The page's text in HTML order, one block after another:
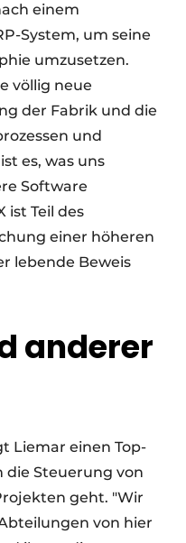
einem
System, um seine
umzusetzen.
völlig neue
der Fabrik und die
und
es, was uns
Software
ist Teil des
einer höheren
lebende Beweis
anderer
Liemar einen Top-
die Steuerung von
geht. "Wir
von hier